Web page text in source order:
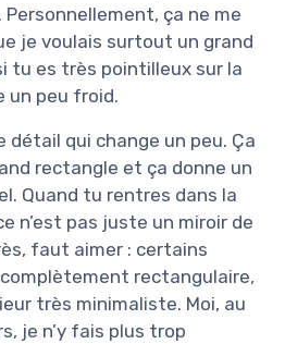
ça ne me
je voulais surtout un grand
tu es très pointilleux sur la
un peu froid.
détail qui change un peu. Ça
rectangle et ça donne un
Quand tu rentres dans la
n’est pas juste un miroir de
faut aimer : certains
rectangulaire,
très minimaliste. Moi, au
je n’y fais plus trop